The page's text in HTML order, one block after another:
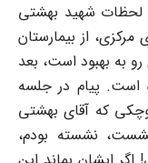
لحظات شهید بهشتی
از بیمارستان
رو به بهبود است، بعد
است. پیام در جلسه
که آقای بهشتی
نشسته بودم،